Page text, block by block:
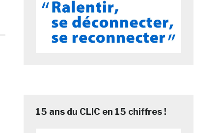
15 ans du CLIC en 15 chiffres !